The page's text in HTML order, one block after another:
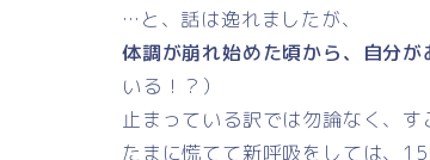
…と、話は逸れましたが、
体調が崩れ始めた頃から、自分
いる！？）
止まっている訳では勿論なく、
たまに慌てて新呼吸をしては、